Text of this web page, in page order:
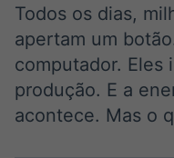
Soluções de Dados
e Conteúdos
Todos os dias,
apertam um
computador. Eles
produção. E a
acontece. Mas o